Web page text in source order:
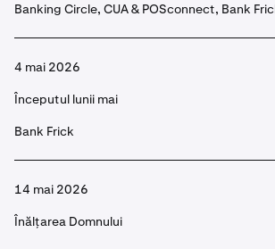
Banking Circle, CUA & POSconnect, Bank
4 mai 2026
Începutul lunii mai
Bank Frick
14 mai 2026
Înălțarea Domnului